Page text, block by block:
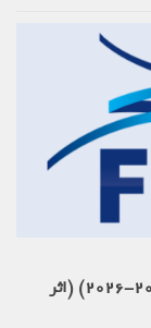
قوانین تکنیکی فدراسیون جهانی شمشیربازی (2025-2026) (اثر